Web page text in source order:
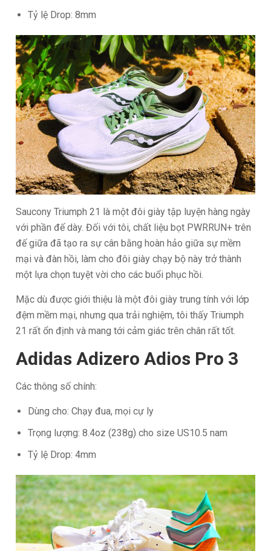
Tỷ lệ Drop: 8mm
Saucony Triumph 21 là một đôi giày tập luyện hàng ngày
với phần đế dày. Đối với tôi, chất liệu bọt PWRRUN+ trên
đế giữa đã tạo ra sự cân bằng hoàn hảo giữa sự mềm
mại và đàn hồi, làm cho đôi giày chạy bộ này trở thành
một lựa chọn tuyệt vời cho các buổi phục hồi.
Mặc dù được giới thiệu là một đôi giày trung tính với lớp
đệm mềm mại, nhưng qua trải nghiệm, tôi thấy Triumph
21 rất ổn định và mang tới cảm giác trên chân rất tốt.
Adidas Adizero Adios Pro 3
Các thông số chính:
Dùng cho: Chạy đua, mọi cự ly
Trọng lượng: 8.4oz (238g) cho size US10.5 nam
Tỷ lệ Drop: 4mm